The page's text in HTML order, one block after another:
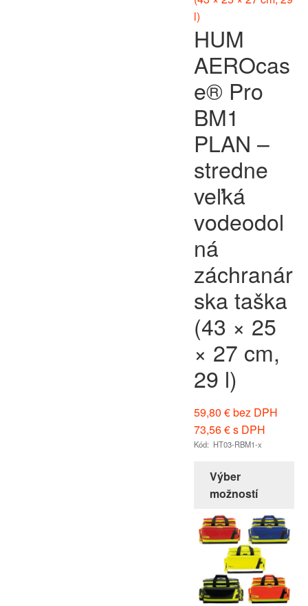
HUM
AEROcas
e® Pro
BM1
PLAN –
stredne
veľká
vodeodol
ná
záchranár
ska taška
(43 × 25
× 27 cm,
29 l)
59,80 €bez DPH
73,56€s DPH
Kód: HT03-RBM1-x
Výber
možností